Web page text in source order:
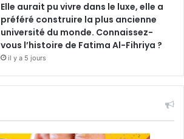
Elle aurait pu vivre dans le luxe, elle a
préféré construire la plus ancienne
université du monde. Connaissez-
vous l’histoire de Fatima Al-Fihriya ?
il y a 5 jours